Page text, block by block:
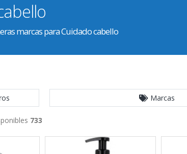
marcas para Cuidado cabello
Marcas
733